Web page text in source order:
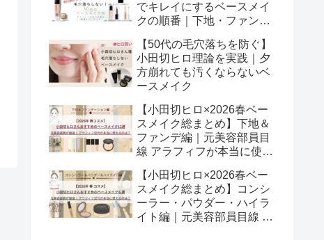
でキレイにするベースメイ
クの順番｜下地・ファン
【50代の毛穴落ちを防ぐ】
小田切ヒロ理論を実践｜夕
方崩れても汚くならないベ
ースメイク
【小田切ヒロ×2026春ベー
スメイク総まとめ】下地＆
ファンデ編｜元美容部員目
線 アラフィフが本当に使え
【小田切ヒロ×2026春ベー
スメイク総まとめ】コンシ
ーラー・パウダー・ハイラ
イト編｜元美容部員目線 ア